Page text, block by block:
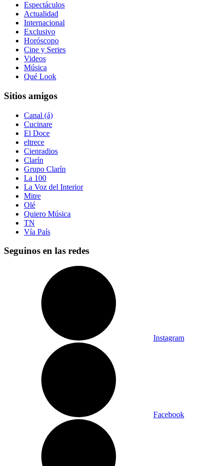
Espectáculos
Actualidad
Internacional
Exclusivo
Horóscopo
Cine y Series
Videos
Música
Qué Look
Sitios amigos
Canal (á)
Cucinare
El Doce
eltrece
Cienradios
Clarín
Grupo Clarín
La 100
La Voz del Interior
Mitre
Olé
Quiero Música
TN
Vía País
Seguinos en las redes
Instagram
Facebook